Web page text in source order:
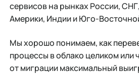
сервисов на рынках России,
Америки, Индии и Юго-
Мы хорошо понимаем, как
процессы в облако целиком или
от миграции максимальный